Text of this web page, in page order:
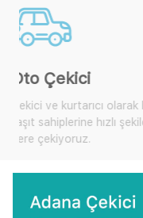
Akü Takviye
Yol yardım
yardım isteyebilir,
Çekici Çağır'dan